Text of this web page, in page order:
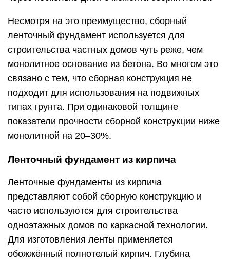
Несмотря на это преимущество, сборный
ленточный фундамент используется для
строительства частных домов чуть реже, чем
монолитное основание из бетона. Во многом это
связано с тем, что сборная конструкция не
подходит для использования на подвижных
типах грунта. При одинаковой толщине
показатели прочности сборной конструкции ниже
монолитной на 20–30%.
Ленточный фундамент из кирпича
Ленточные фундаменты из кирпича
представляют собой сборную конструкцию и
часто используются для строительства
одноэтажных домов по каркасной технологии.
Для изготовления ленты применяется
обожжённый полнотелый кирпич. Глубина